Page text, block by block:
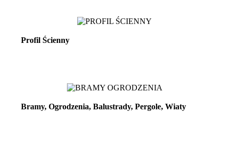
Profil Ścienny
Bramy, Ogrodzenia, Balustrady, Pergole, Wiaty